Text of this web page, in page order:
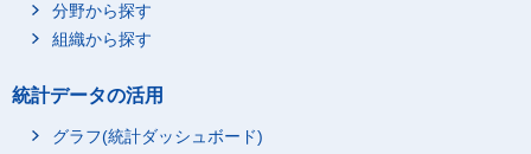
分野から探す
組織から探す
統計データの活用
グラフ(統計ダッシュボード)